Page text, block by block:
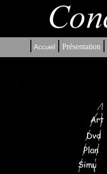
| Accueil | Présentation |